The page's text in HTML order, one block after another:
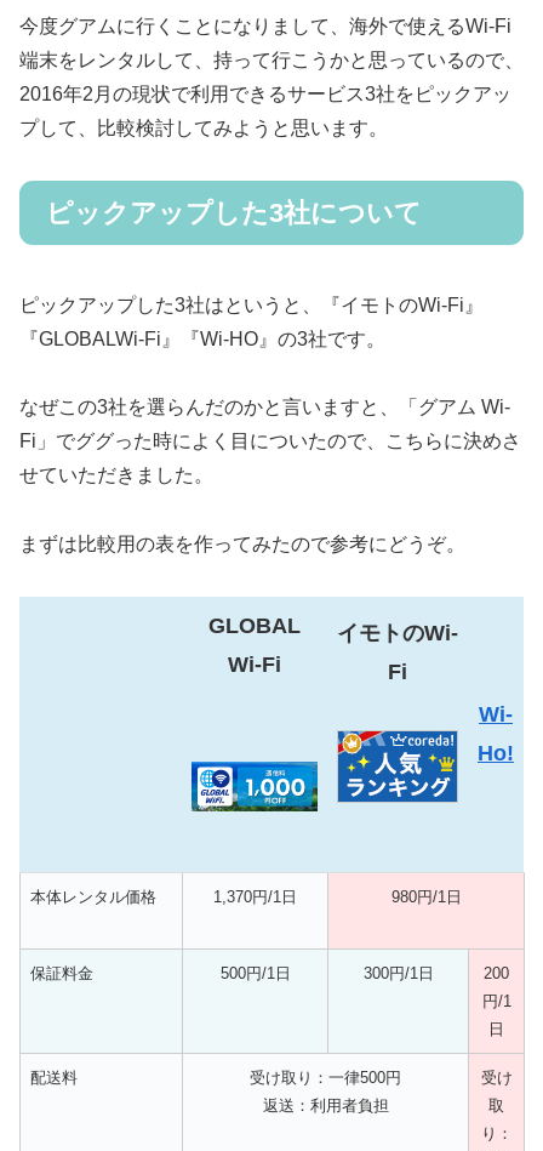
今度グアムに行くことになりまして、海外で使えるWi-Fi
端末をレンタルして、持って行こうかと思っているので、
2016年2月の現状で利用できるサービス3社をピックアッ
プして、比較検討してみようと思います。
ピックアップした3社について
ピックアップした3社はというと、『イモトのWi-Fi』
『GLOBALWi-Fi』『Wi-HO』の3社です。
なぜこの3社を選らんだのかと言いますと、「グアム Wi-
Fi」でググった時によく目についたので、こちらに決めさ
せていただきました。
まずは比較用の表を作ってみたので参考にどうぞ。
GLOBAL
Wi-Fi
イモトのWi-
Fi
Wi-
Ho!
本体レンタル価格 1,370円/1日 980円/1日
保証料金 500円/1日 300円/1日
200
円/1
日
配送料
受け取り：一律500円
返送：利用者負担
受け
取
り：